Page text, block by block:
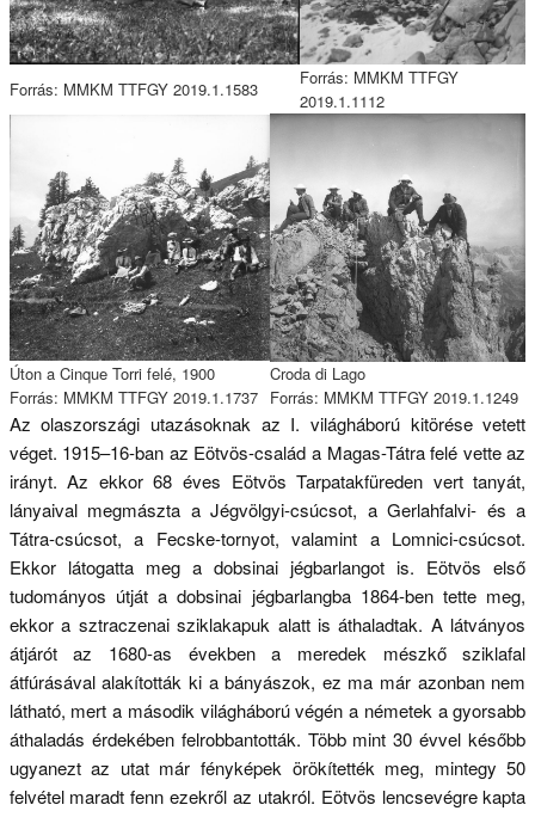
Forrás: MMKM TTFGY 2019.1.1583
Forrás: MMKM TTFGY
2019.1.1112
Úton a Cinque Torri felé, 1900
Forrás: MMKM TTFGY 2019.1.1737
Croda di Lago
Forrás: MMKM TTFGY 2019.1.1249
Az olaszországi utazásoknak az I. világháború kitörése vetett
véget. 1915–16-ban az Eötvös-család a Magas-Tátra felé vette az
irányt. Az ekkor 68 éves Eötvös Tarpatakfüreden vert tanyát,
lányaival megmászta a Jégvölgyi-csúcsot, a Gerlahfalvi- és a
Tátra-csúcsot, a Fecske-tornyot, valamint a Lomnici-csúcsot.
Ekkor látogatta meg a dobsinai jégbarlangot is. Eötvös első
tudományos útját a dobsinai jégbarlangba 1864-ben tette meg,
ekkor a sztraczenai sziklakapuk alatt is áthaladtak. A látványos
átjárót az 1680-as években a meredek mészkő sziklafal
átfúrásával alakították ki a bányászok, ez ma már azonban nem
látható, mert a második világháború végén a németek a gyorsabb
áthaladás érdekében felrobbantották. Több mint 30 évvel később
ugyanezt az utat már fényképek örökítették meg, mintegy 50
felvétel maradt fenn ezekről az utakról. Eötvös lencsevégre kapta